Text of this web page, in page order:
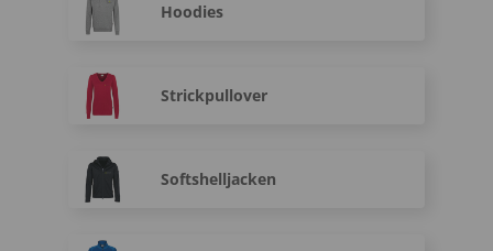
Hoodies
Strickpullover
Softshelljacken